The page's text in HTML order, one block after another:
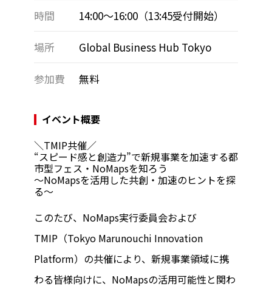
時間 14:00〜16:00（13:45受付開始）
場所 Global Business Hub Tokyo
参加費 無料
イベント概要
＼TMIP共催／
“スピード感と創造力”で新規事業を加速する都
市型フェス・NoMapsを知ろう
～NoMapsを活用した共創・加速のヒントを探
る～
このたび、NoMaps実行委員会および
TMIP（Tokyo Marunouchi Innovation
Platform）の共催により、新規事業領域に携
わる皆様向けに、NoMapsの活用可能性と関わ